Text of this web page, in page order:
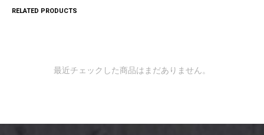
RELATED PRODUCTS
最近チェックした商品はまだありません。